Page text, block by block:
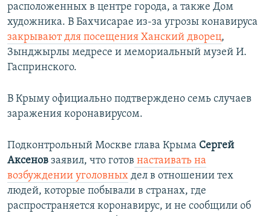
расположенных в центре города, а также Дом
художника. В Бахчисарае из-за угрозы конавируса
закрывают для посещения Ханский дворец,
Зынджырлы медресе и мемориальный музей И.
Гаспринского.
В Крыму официально подтверждено семь случаев
заражения коронавирусом.
Подконтрольный Москве глава Крыма Сергей
Аксенов заявил, что готов настаивать на
возбуждении уголовных дел в отношении тех
людей, которые побывали в странах, где
распространяется коронавирус, и не сообщили об